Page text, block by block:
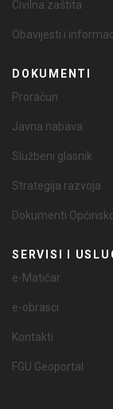
Civilna zaštita
Obavijesti i
DOKUMENTI
Proračun
Javna nabava
Službeni glasnik
Strategija razvoja
Dokumenti
SERVISI I
e-Matičar
e-obrasci
Kontakti
FGU Geoportal